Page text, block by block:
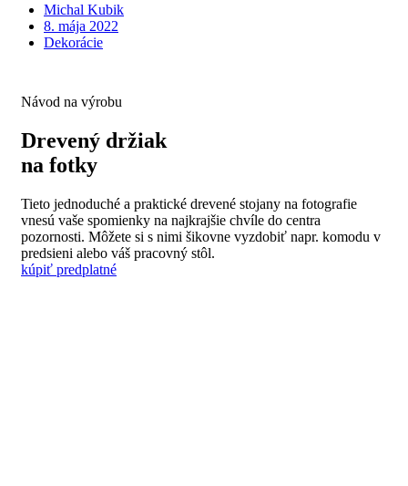
Michal Kubik
8. mája 2022
Dekorácie
Návod na výrobu
Drevený držiak
na fotky
Tieto jednoduché a praktické drevené stojany na fotografie
vnesú vaše spomienky na najkrajšie chvíle do centra
pozornosti. Môžete si s nimi šikovne vyzdobiť napr. komodu v
predsieni alebo váš pracovný stôl.
kúpiť predplatné